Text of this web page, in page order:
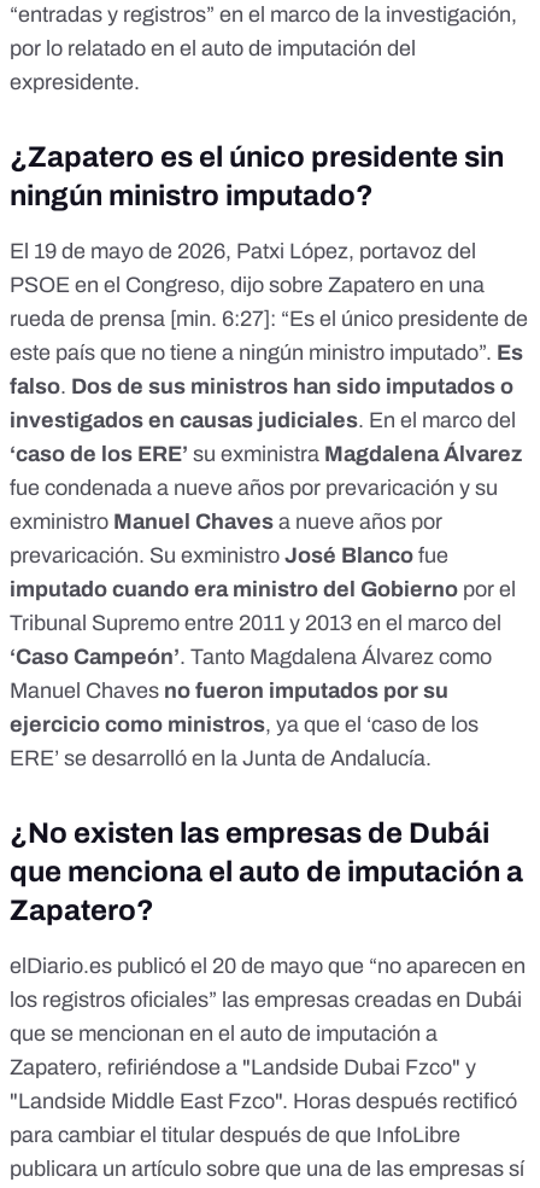
“entradas y registros” en el marco de la investigación,
por lo relatado en el auto de imputación del
expresidente.
¿Zapatero es el único presidente sin
ningún ministro imputado?
El 19 de mayo de 2026, Patxi López, portavoz del
PSOE en el Congreso, dijo sobre Zapatero en una
rueda de prensa [min. 6:27]: “Es el único presidente de
este país que no tiene a ningún ministro imputado”. Es
falso. Dos de sus ministros han sido imputados o
investigados en causas judiciales. En el marco del
‘caso de los ERE’ su exministra Magdalena Álvarez
fue condenada a nueve años por prevaricación y su
exministro Manuel Chaves a nueve años por
prevaricación. Su exministro José Blanco fue
imputado cuando era ministro del Gobierno por el
Tribunal Supremo entre 2011 y 2013 en el marco del
‘Caso Campeón’. Tanto Magdalena Álvarez como
Manuel Chaves no fueron imputados por su
ejercicio como ministros, ya que el ‘caso de los
ERE’ se desarrolló en la Junta de Andalucía.
¿No existen las empresas de Dubái
que menciona el auto de imputación a
Zapatero?
elDiario.es publicó el 20 de mayo que “no aparecen en
los registros oficiales” las empresas creadas en Dubái
que se mencionan en el auto de imputación a
Zapatero, refiriéndose a "Landside Dubai Fzco" y
"Landside Middle East Fzco". Horas después rectificó
para cambiar el titular después de que InfoLibre
publicara un artículo sobre que una de las empresas sí